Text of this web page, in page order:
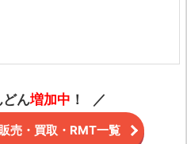
ん増加中 ！
売・買取・RMT一覧